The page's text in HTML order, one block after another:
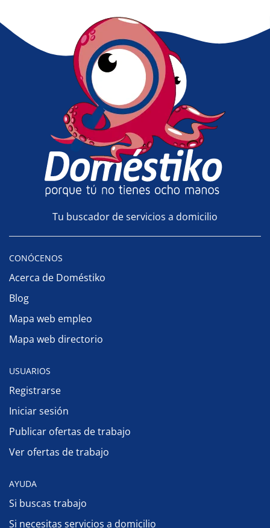
Tu buscador de servicios a domicilio
CONÓCENOS
Acerca de Doméstiko
Blog
Mapa web empleo
Mapa web directorio
USUARIOS
Registrarse
Iniciar sesión
Publicar ofertas de trabajo
Ver ofertas de trabajo
AYUDA
Si buscas trabajo
Si necesitas servicios a domicilio